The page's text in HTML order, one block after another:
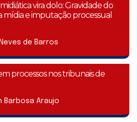
vira dolo: Gravidade do
mídia e imputação processual
de Barros
processos nos tribunais de
Barbosa Araujo